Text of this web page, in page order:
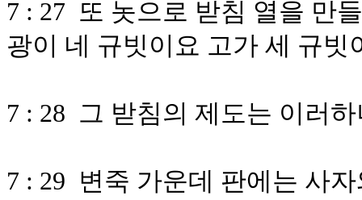
7 : 27 또 놋으로 받침 열을 만
광이 네 규빗이요 고가 세 규빗
7 : 28 그 받침의 제도는 이러
7 : 29 변죽 가운데 판에는 사